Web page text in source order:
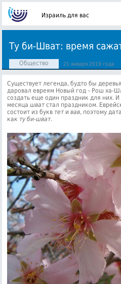
Израиль для вас
Ту би-Шват: время
Общество 21 января 2019 года
Существует легенда, будто бы
даровал евреям Новый год – Рош ха-
создать еще один праздник для них. И
месяцашватстал праздником.
состоит из букв тетивав, поэтому
как ту би-шват.